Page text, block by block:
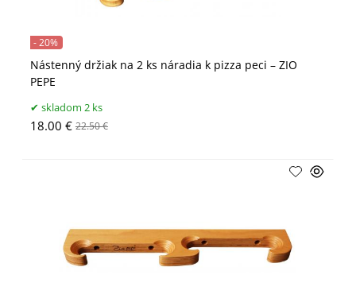
Nástenný držiak na 2 ks náradia k pizza peci – ZIO
PEPE
- 20%
skladom 2 ks
18.00 € 22.50 €